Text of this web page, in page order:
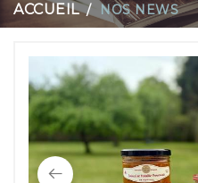
ACCUEIL NOS NEWS